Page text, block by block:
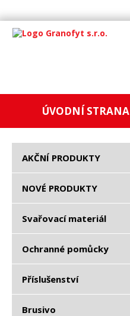
ÚVODNÍ STRANA
AKČNÍ PRODUKTY
NOVÉ PRODUKTY
Svařovací materiál
Ochranné pomůcky
Příslušenství
Brusivo